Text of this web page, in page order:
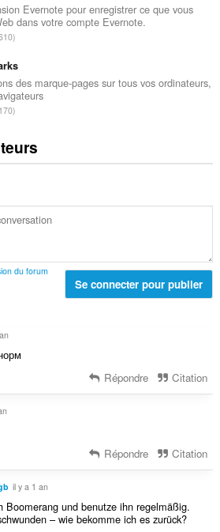
Evernote pour enregistrer ce que vous
dans votre compte Evernote.
des marque-pages sur tous vos ordinateurs,
170
du forum
Se connecter pour publier
Répondre Citation
Répondre Citation
il y a 1 an
Boomerang und benutze ihn regelmäßig.
– wie bekomme ich es zurück?